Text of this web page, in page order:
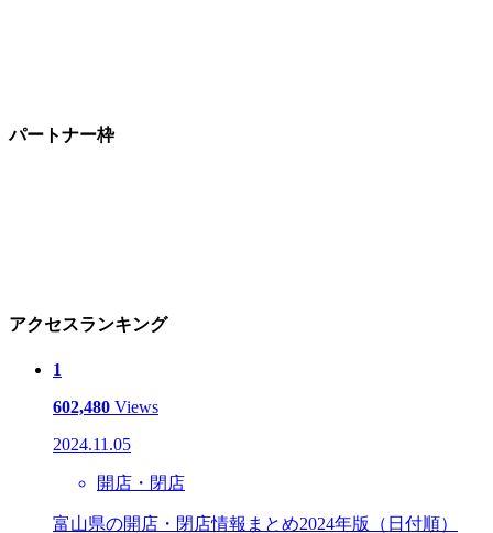
パートナー枠
アクセスランキング
1
602,480 Views
2024.11.05
開店・閉店
富山県の開店・閉店情報まとめ2024年版（日付順）